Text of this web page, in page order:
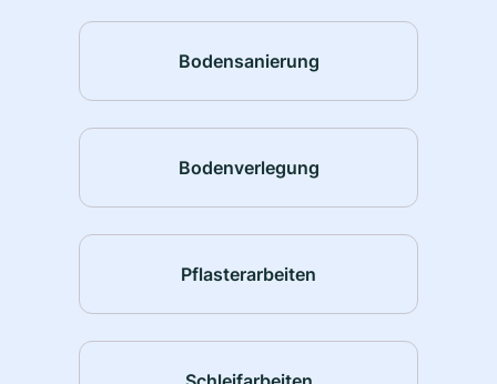
Bodensanierung
Bodenverlegung
Pflasterarbeiten